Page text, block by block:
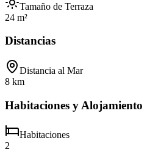
Tamaño de Terraza
24 m²
Distancias
Distancia al Mar
8 km
Habitaciones y Alojamiento
Habitaciones
2